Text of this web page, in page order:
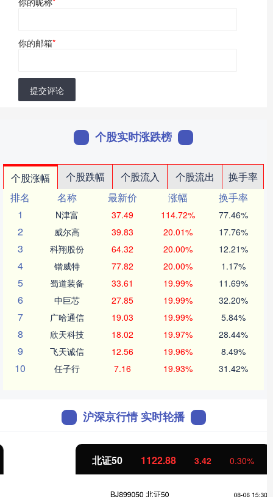
你的邮箱*
提交评论
个股实时涨跌榜
个股涨幅 个股跌幅 个股流入 个股流出
换手率
排名
名称 最新价 涨幅
换手率
1
N津富 37.49 114.72% 77.46%
2 威尔高 39.83 20.01% 17.76%
3 科翔股份 64.32 20.00% 12.21%
4 锴威特 77.82 20.00% 1.17%
5 蜀道装备 33.61 19.99% 11.69%
6 中巨芯 27.85 19.99% 32.20%
7 广哈通信 19.03 19.99% 5.84%
8 欣天科技 18.02 19.97% 28.44%
9 飞天诚信 12.56 19.96% 8.49%
10 任子行 7.16 19.93% 31.42%
沪深京行情 实时轮播
1122.88 3.42 0.30%